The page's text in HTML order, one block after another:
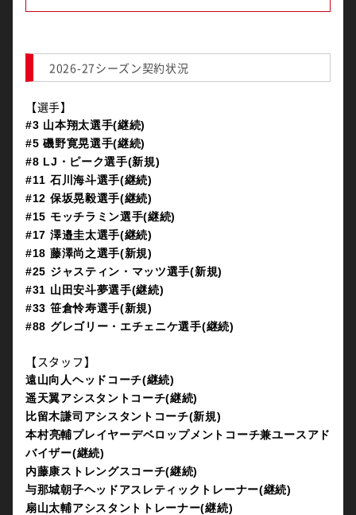
2026-27シーズン契約状況
【選手】
#3 山本翔太選手(継続)
#5 磯野寛晃選手(継続)
#8 LJ・ピーク選手(新規)
#11 石川海斗選手(継続)
#12 保坂晃毅選手(継続)
#15 モッチラミン選手(継続)
#17 澤邉圭太選手(継続)
#18 藤澤尚之選手(新規)
#25 ジャスティン・マッツ選手(新規)
#31 山田安斗夢選手(継続)
#33 笹倉怜寿選手(新規)
#88 グレゴリー・エチェニケ選手(継続)
【スタッフ】
遠山向人ヘッドコーチ(継続)
遥天翼アシスタントコーチ(継続)
比留木謙司アシスタントコーチ(新規)
本村亮輔プレイヤーデベロップメントコーチ兼ユースアド
バイザー(継続)
内藤康ストレングスコーチ(継続)
与那城朝子ヘッドアスレティックトレーナー(継続)
扇山太輔アシスタントトレーナー(継続)